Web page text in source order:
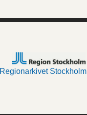
Regionarkivet Stockholm